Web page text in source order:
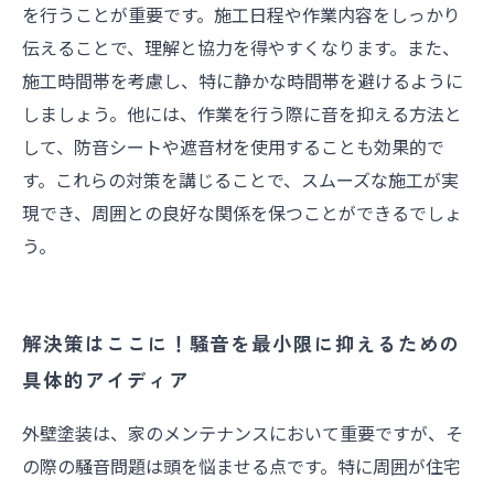
を行うことが重要です。施工日程や作業内容をしっかり
伝えることで、理解と協力を得やすくなります。また、
施工時間帯を考慮し、特に静かな時間帯を避けるように
しましょう。他には、作業を行う際に音を抑える方法と
して、防音シートや遮音材を使用することも効果的で
す。これらの対策を講じることで、スムーズな施工が実
現でき、周囲との良好な関係を保つことができるでしょ
う。
解決策はここに！騒音を最小限に抑えるための
具体的アイディア
外壁塗装は、家のメンテナンスにおいて重要ですが、そ
の際の騒音問題は頭を悩ませる点です。特に周囲が住宅